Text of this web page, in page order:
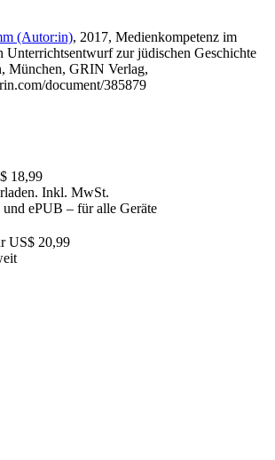
(Autor:in), 2017, Medienkompetenz im
Unterrichtsentwurf zur jüdischen Geschichte
München, GRIN Verlag,
document/385879
18,99
Inkl. MwSt.
ePUB – für alle Geräte
US$ 20,99